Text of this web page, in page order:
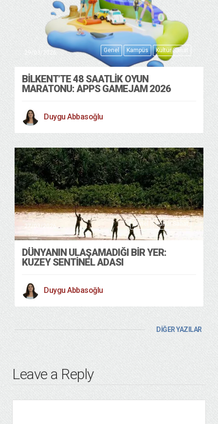
Genel Kampüs Kültür Sanat
29/03/2026
BILKENT’TE 48 SAATLIK OYUN
MARATONU: APPS GAMEJAM 2026
Duygu Abbasoğlu
Genel Kültür Sanat
27/03/2026
DÜNYANIN ULAŞAMADIĞI BIR YER:
KUZEY SENTINEL ADASI
Duygu Abbasoğlu
DİĞER YAZILAR
Leave a Reply